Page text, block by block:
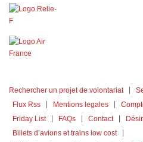
Rechercher un projet de volontariat
Flux Rss
Mentions legales
Friday List
FAQs Contact
Billets d’avions et trains low cost